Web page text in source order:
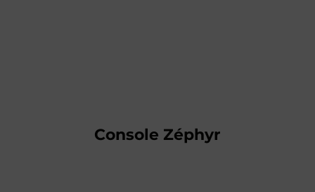
Console Zéphyr